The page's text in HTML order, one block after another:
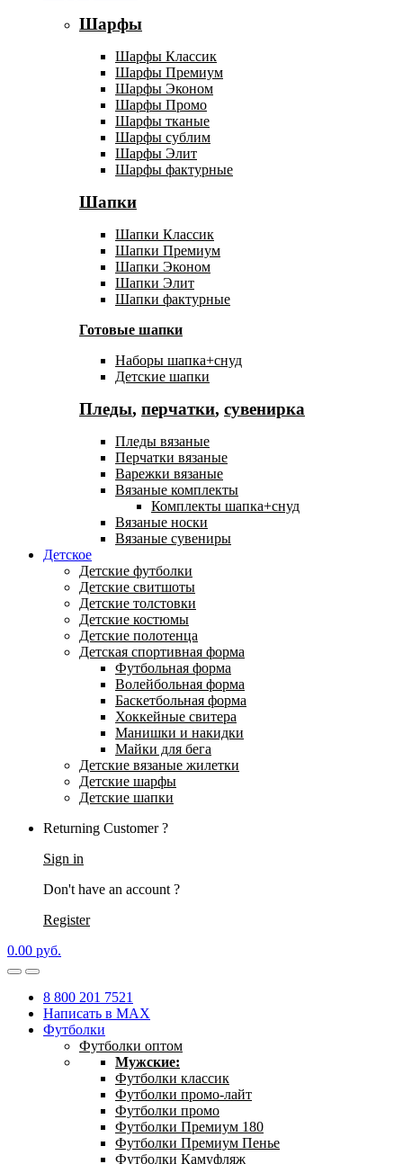
Шарфы
Шарфы Классик
Шарфы Премиум
Шарфы Эконом
Шарфы Промо
Шарфы тканые
Шарфы сублим
Шарфы Элит
Шарфы фактурные
Шапки
Шапки Классик
Шапки Премиум
Шапки Эконом
Шапки Элит
Шапки фактурные
Готовые шапки
Наборы шапка+снуд
Детские шапки
Пледы, перчатки, сувенирка
Пледы вязаные
Перчатки вязаные
Варежки вязаные
Вязаные комплекты
Комплекты шапка+снуд
Вязаные носки
Вязаные сувениры
Детское
Детские футболки
Детские свитшоты
Детские толстовки
Детские костюмы
Детские полотенца
Детская спортивная форма
Футбольная форма
Волейбольная форма
Баскетбольная форма
Хоккейные свитера
Манишки и накидки
Майки для бега
Детские вязаные жилетки
Детские шарфы
Детские шапки
Returning Customer ?
Sign in
Don't have an account ?
Register
0.00 руб.
8 800 201 7521
Написать в MAX
Футболки
Футболки оптом
Мужские:
Футболки классик
Футболки промо-лайт
Футболки промо
Футболки Премиум 180
Футболки Премиум Пенье
Футболки Камуфляж